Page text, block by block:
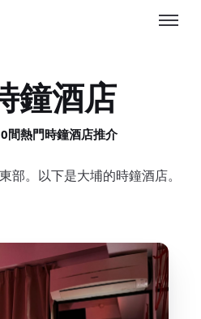
鐘酒店
間熱門時鐘酒店推介
部。以下是大埔的時鐘酒店。